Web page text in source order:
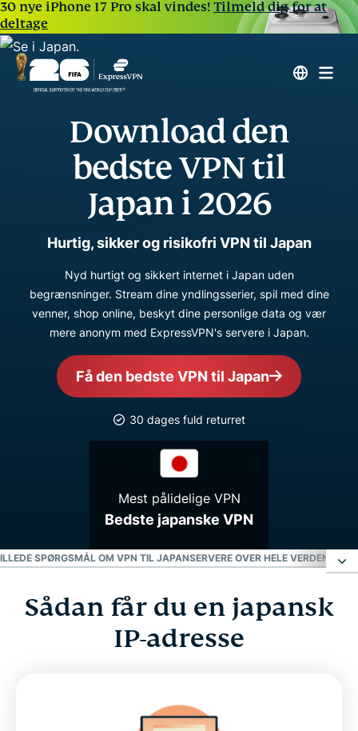
30 nye iPhone 17 Pro skal vindes!Tilmeld dig for at
deltage
Download den
bedste VPN til
Japan i 2026
Hurtig, sikker og risikofri VPN til Japan
Nyd hurtigt og sikkert internet i Japan uden
begrænsninger. Stream dine yndlingsserier, spil med dine
venner, shop online, beskyt dine personlige data og vær
mere anonym med ExpressVPN's servere i Japan.
Få den bedste VPN til Japan
30 dages fuld returret
Mest pålidelige VPN
Bedste japanske VPN
SPØRGSMÅL OM VPN TIL JAPANSERVERE OVER HELE VERDEN FÅ
Sådan får du en japansk IP-adresse
Vælg en serverplacering i Japan
Hvorfor bruge en VPN-server fra Japan?
Sådan får du en japansk
IP-adresse